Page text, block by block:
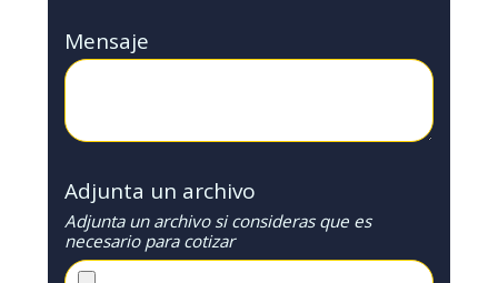
Mensaje
Adjunta un archivo
Adjunta un archivo si consideras que es
necesario para cotizar